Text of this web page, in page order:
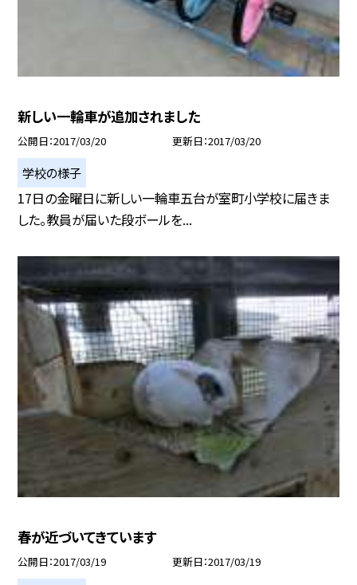
新しい一輪車が追加されました
公開日 2017/03/20 更新日 2017/03/20
学校の様子
17日の金曜日に新しい一輪車五台が室町小学校に届きま
した。教員が届いた段ボールを...
春が近づいてきています
公開日 2017/03/19 更新日 2017/03/19